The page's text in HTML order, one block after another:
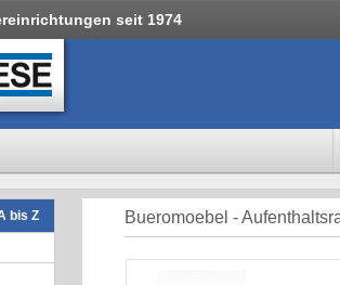
seit 1974
bis Z
Bueromoebel -